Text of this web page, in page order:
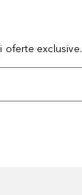
oferte exclusive.